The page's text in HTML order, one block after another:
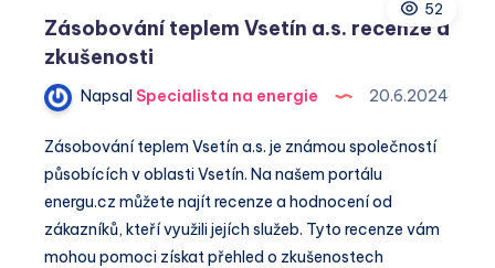
a
zkušenosti
52
Zásobování teplem Vsetín a.s. recenze a
zkušenosti
Napsal Specialista na energie 20.6.2024
Zásobování teplem Vsetín a.s. je známou společností
působících v oblasti Vsetín. Na našem portálu
energu.cz můžete najít recenze a hodnocení od
zákazníků, kteří využili jejích služeb. Tyto recenze vám
mohou pomoci získat přehled o zkušenostech